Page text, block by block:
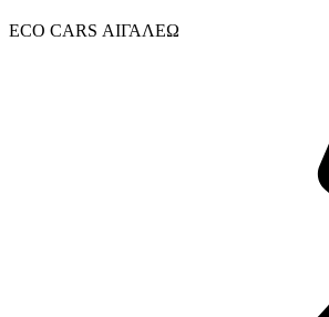
ECO CARS ΑΙΓΑΛΕΩ